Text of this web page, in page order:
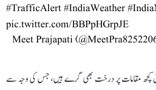
#TrafficAlert#IndiaWeather
pic.twitter.com/BBPpHGrpJE
کچھ مقامات پر درخت بھی گرے ہیں، جس کی وجہ سے